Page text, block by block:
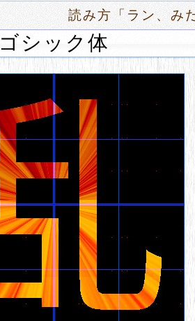
読み方「ラン、み
ゴシック体